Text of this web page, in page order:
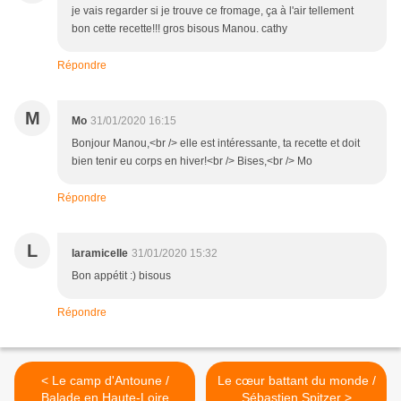
je vais regarder si je trouve ce fromage, ça à l'air tellement
bon cette recette!!! gros bisous Manou. cathy
Répondre
M Mo 31/01/2020 16:15
Bonjour Manou,<br /> elle est intéressante, ta recette et doit
bien tenir eu corps en hiver!<br /> Bises,<br /> Mo
Répondre
L laramicelle 31/01/2020 15:32
Bon appétit :) bisous
Répondre
< Le camp d'Antoune /
Balade en Haute-Loire
Le cœur battant du monde /
Sébastien Spitzer >